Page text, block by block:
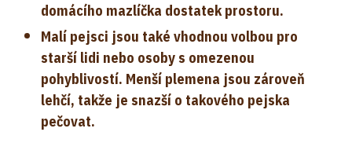
domácího mazlíčka dostatek prostoru.
Malí pejsci jsou také vhodnou volbou pro
starší lidi nebo osoby s omezenou
pohyblivostí. Menší plemena jsou zároveň
lehčí, takže je snazší o takového pejska
pečovat.